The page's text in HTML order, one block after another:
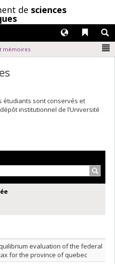
de sciences
Liens
Langues
mémoires
étudiants sont conservés et
institutionnel de l’Université
croissant
evaluation of the federal
for the province of quebec